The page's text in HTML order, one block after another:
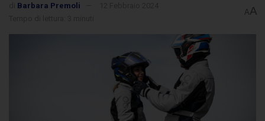
Barbara Premoli
AA